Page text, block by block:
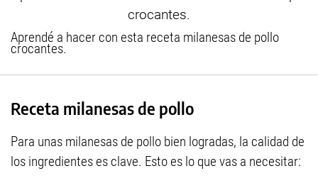
Aprendé a hacer con esta receta milanesas de pollo
crocantes.
Receta milanesas de pollo
Para unas milanesas de pollo bien logradas, la calidad de
los ingredientes es clave. Esto es lo que vas a necesitar: